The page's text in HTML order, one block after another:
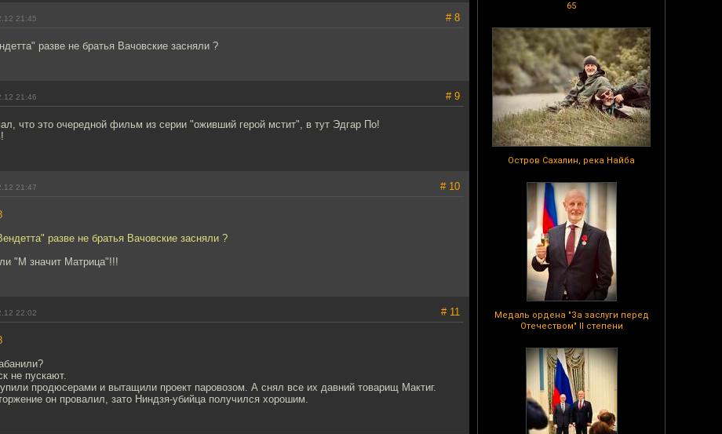
65
Остров Сахалин, река Найба
Медаль ордена "За заслуги перед
Отечеством" II степени
21:45 # 8
разве не братья Вачовские засняли ?
21:46 # 9
что это очередной фильм из серии "оживший герой мстит", в тут Эдгар По!
21:47 # 10
разве не братья Вачовские засняли ?
"М значит Матрица"!!!
22:02 # 11
не пускают.
продюсерами и вытащили проект паровозом. А снял все их давний товарищ Мактиг.
он провалил, зато Ниндзя-убийца получился хорошим.